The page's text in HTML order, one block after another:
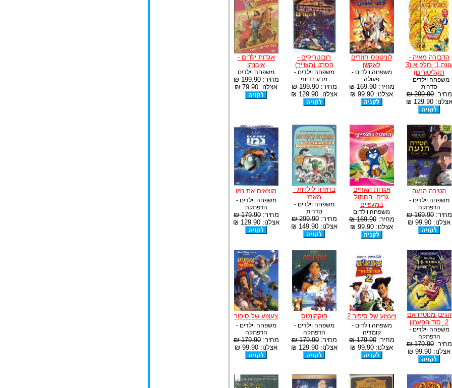
הדבורה מאיה -
עונה 1: חלק א (3
תקליטורים)
משפחה וילדים -
סדרות
מחיר:299.90 ₪
אצלנו: 129.90 ₪
לוניטונס חוזרים
לאקשן
משפחה וילדים -
פעולה
מחיר:169.90 ₪
אצלנו: 99.90 ₪
רובוטריקים -
הסרט (מצוייר)
משפחה וילדים -
מדע בדיוני
מחיר:199.90 ₪
אצלנו: 129.90 ₪
אגדות ילדים -
איבנהו
משפחה וילדים
מחיר:199.90 ₪
אצלנו: 79.90 ₪
הטירה הנעה
משפחה וילדים -
הרפתקה
מחיר:169.90 ₪
אצלנו: 99.90 ₪
אגדות האחים
גרים: החתול
במגפיים
משפחה וילדים
מחיר:169.90 ₪
אצלנו: 99.90 ₪
בחזרה לילדות -
מארז
משפחה וילדים -
סדרות
מחיר:299.90 ₪
אצלנו: 149.90 ₪
מוצאים את נמו
משפחה וילדים -
הרפתקה
מחיר:179.90 ₪
אצלנו: 129.90 ₪
הגיבן מנוטרדאם
2: סוד הפעמון
משפחה וילדים -
הרפתקה
מחיר:179.90 ₪
אצלנו: 99.90 ₪
צעצוע של סיפור 2
משפחה וילדים -
קומדיה
מחיר:179.90 ₪
אצלנו: 99.90 ₪
פוקהונטס
משפחה וילדים -
הרפתקה
מחיר:179.90 ₪
אצלנו: 129.90 ₪
צעצוע של סיפור
משפחה וילדים -
הרפתקה
מחיר:179.90 ₪
אצלנו: 99.90 ₪